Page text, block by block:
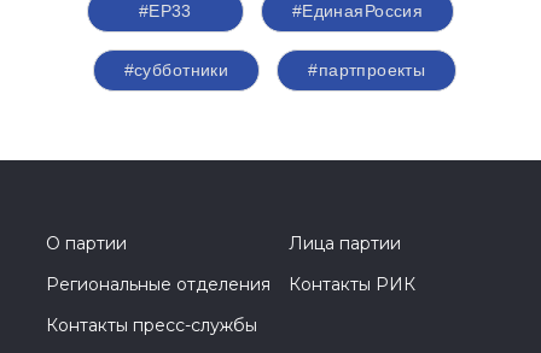
#ЕР33 #‎ЕдинаяРоссия
#субботники #партпроекты
О партии
Лица партии
Региональные отделения
Контакты РИК
Контакты пресс-службы